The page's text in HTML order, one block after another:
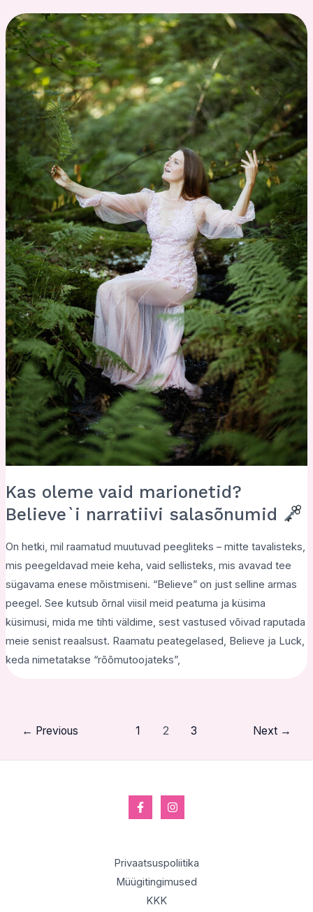
Kas oleme vaid marionetid?
Believe`i narratiivi salasõnumid
On hetki, mil raamatud muutuvad peegliteks – mitte tavalisteks,
mis peegeldavad meie keha, vaid sellisteks, mis avavad tee
sügavama enese mõistmiseni. “Believe” on just selline armas
peegel. See kutsub õrnal viisil meid peatuma ja küsima
küsimusi, mida me tihti väldime, sest vastused võivad raputada
meie senist reaalsust. Raamatu peategelased, Believe ja Luck,
keda nimetatakse “rõõmutoojateks”,
← Previous 1 2 3 Next →
Privaatsuspoliitika
Müügitingimused
KKK